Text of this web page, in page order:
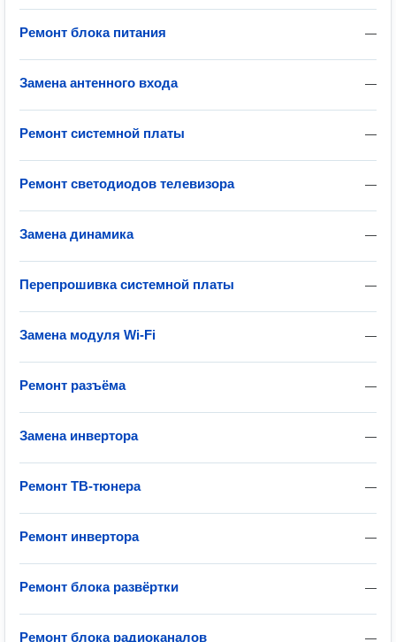
—
Ремонт блока питания
—
Замена антенного входа
—
Ремонт системной платы
—
Ремонт светодиодов телевизора
—
Замена динамика
—
Перепрошивка системной платы
—
Замена модуля Wi-Fi
—
Ремонт разъёма
—
Замена инвертора
—
Ремонт ТВ-тюнера
—
Ремонт инвертора
—
Ремонт блока развёртки
—
Ремонт блока радиоканалов